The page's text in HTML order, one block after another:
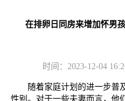
在排卵日同房来增加怀男
时间：2023-12-04
随着家庭计划的进一步普
性别。对于一些夫妻而言，他